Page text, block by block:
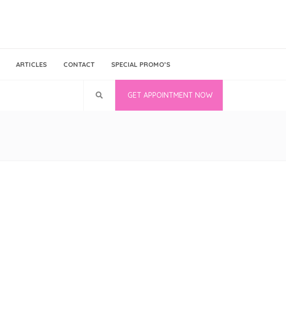
Bina Medika
Follow Us
ARTICLES CONTACT SPECIAL PROMO’S
GET APPOINTMENT NOW